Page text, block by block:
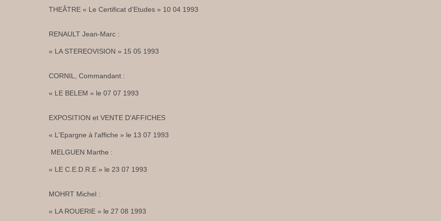
THEÂTRE « Le Certificat d'Etudes » 10 04 1993
RENAULT Jean-Marc :
« LA STEREOVISION » 15 05 1993
CORNIL, Commandant :
« LE BELEM » le 07 07 1993
EXPOSITION et VENTE D'AFFICHES
« L'Epargne à l'affiche » le 13 07 1993
MELGUEN Marthe :
« LE C.E.D.R.E » le 23 07 1993
MOHRT Michel :
« LA ROUERIE » le 27 08 1993